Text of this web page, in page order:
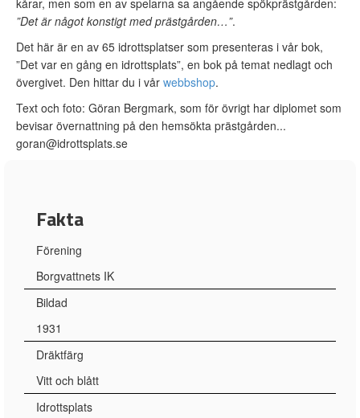
kårar, men som en av spelarna sa angående spökprästgården:
”Det är något konstigt med prästgården…”.
Det här är en av 65 idrottsplatser som presenteras i vår bok,
”Det var en gång en idrottsplats”, en bok på temat nedlagt och
övergivet. Den hittar du i vår webbshop.
Text och foto: Göran Bergmark, som för övrigt har diplomet som
bevisar övernattning på den hemsökta prästgården...
goran@idrottsplats.se
Fakta
Förening
Borgvattnets IK
Bildad
1931
Dräktfärg
Vitt och blått
Idrottsplats